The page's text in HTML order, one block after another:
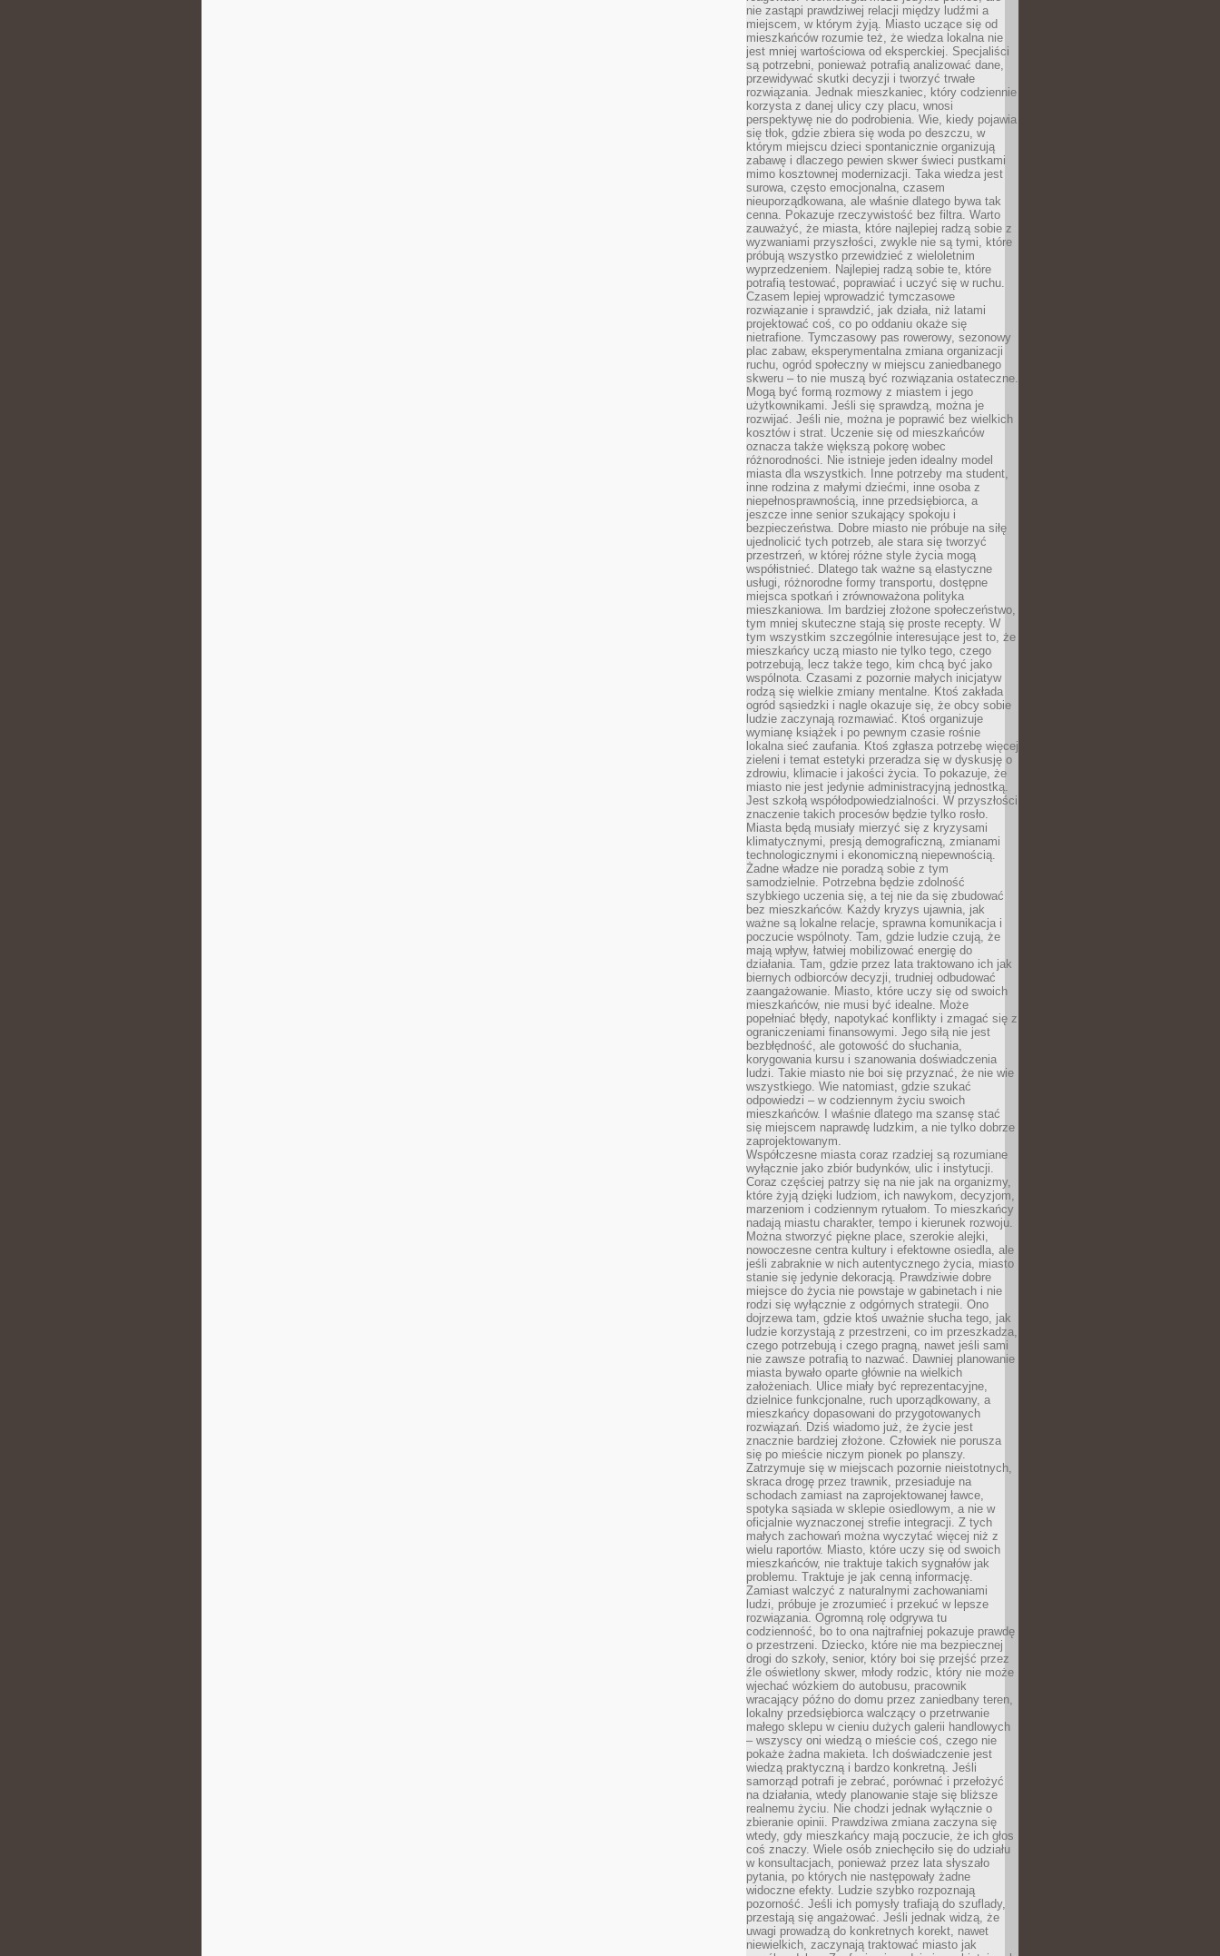
nie zastąpi prawdziwej relacji między ludźmi a
miejscem, w którym żyją. Miasto uczące się od
mieszkańców rozumie też, że wiedza lokalna nie
jest mniej wartościowa od eksperckiej. Specjaliści
są potrzebni, ponieważ potrafią analizować dane,
przewidywać skutki decyzji i tworzyć trwałe
rozwiązania. Jednak mieszkaniec, który codziennie
korzysta z danej ulicy czy placu, wnosi
perspektywę nie do podrobienia. Wie, kiedy pojawia
się tłok, gdzie zbiera się woda po deszczu, w
którym miejscu dzieci spontanicznie organizują
zabawę i dlaczego pewien skwer świeci pustkami
mimo kosztownej modernizacji. Taka wiedza jest
surowa, często emocjonalna, czasem
nieuporządkowana, ale właśnie dlatego bywa tak
cenna. Pokazuje rzeczywistość bez filtra. Warto
zauważyć, że miasta, które najlepiej radzą sobie z
wyzwaniami przyszłości, zwykle nie są tymi, które
próbują wszystko przewidzieć z wieloletnim
wyprzedzeniem. Najlepiej radzą sobie te, które
potrafią testować, poprawiać i uczyć się w ruchu.
Czasem lepiej wprowadzić tymczasowe
rozwiązanie i sprawdzić, jak działa, niż latami
projektować coś, co po oddaniu okaże się
nietrafione. Tymczasowy pas rowerowy, sezonowy
plac zabaw, eksperymentalna zmiana organizacji
ruchu, ogród społeczny w miejscu zaniedbanego
skweru – to nie muszą być rozwiązania ostateczne.
Mogą być formą rozmowy z miastem i jego
użytkownikami. Jeśli się sprawdzą, można je
rozwijać. Jeśli nie, można je poprawić bez wielkich
kosztów i strat. Uczenie się od mieszkańców
oznacza także większą pokorę wobec
różnorodności. Nie istnieje jeden idealny model
miasta dla wszystkich. Inne potrzeby ma student,
inne rodzina z małymi dziećmi, inne osoba z
niepełnosprawnością, inne przedsiębiorca, a
jeszcze inne senior szukający spokoju i
bezpieczeństwa. Dobre miasto nie próbuje na siłę
ujednolicić tych potrzeb, ale stara się tworzyć
przestrzeń, w której różne style życia mogą
współistnieć. Dlatego tak ważne są elastyczne
usługi, różnorodne formy transportu, dostępne
miejsca spotkań i zrównoważona polityka
mieszkaniowa. Im bardziej złożone społeczeństwo,
tym mniej skuteczne stają się proste recepty. W
tym wszystkim szczególnie interesujące jest to, że
mieszkańcy uczą miasto nie tylko tego, czego
potrzebują, lecz także tego, kim chcą być jako
wspólnota. Czasami z pozornie małych inicjatyw
rodzą się wielkie zmiany mentalne. Ktoś zakłada
ogród sąsiedzki i nagle okazuje się, że obcy sobie
ludzie zaczynają rozmawiać. Ktoś organizuje
wymianę książek i po pewnym czasie rośnie
lokalna sieć zaufania. Ktoś zgłasza potrzebę więcej
zieleni i temat estetyki przeradza się w dyskusję o
zdrowiu, klimacie i jakości życia. To pokazuje, że
miasto nie jest jedynie administracyjną jednostką.
Jest szkołą współodpowiedzialności. W przyszłości
znaczenie takich procesów będzie tylko rosło.
Miasta będą musiały mierzyć się z kryzysami
klimatycznymi, presją demograficzną, zmianami
technologicznymi i ekonomiczną niepewnością.
Żadne władze nie poradzą sobie z tym
samodzielnie. Potrzebna będzie zdolność
szybkiego uczenia się, a tej nie da się zbudować
bez mieszkańców. Każdy kryzys ujawnia, jak
ważne są lokalne relacje, sprawna komunikacja i
poczucie wspólnoty. Tam, gdzie ludzie czują, że
mają wpływ, łatwiej mobilizować energię do
działania. Tam, gdzie przez lata traktowano ich jak
biernych odbiorców decyzji, trudniej odbudować
zaangażowanie. Miasto, które uczy się od swoich
mieszkańców, nie musi być idealne. Może
popełniać błędy, napotykać konflikty i zmagać się z
ograniczeniami finansowymi. Jego siłą nie jest
bezbłędność, ale gotowość do słuchania,
korygowania kursu i szanowania doświadczenia
ludzi. Takie miasto nie boi się przyznać, że nie wie
wszystkiego. Wie natomiast, gdzie szukać
odpowiedzi – w codziennym życiu swoich
mieszkańców. I właśnie dlatego ma szansę stać
się miejscem naprawdę ludzkim, a nie tylko dobrze
zaprojektowanym.
Współczesne miasta coraz rzadziej są rozumiane
wyłącznie jako zbiór budynków, ulic i instytucji.
Coraz częściej patrzy się na nie jak na organizmy,
które żyją dzięki ludziom, ich nawykom, decyzjom,
marzeniom i codziennym rytuałom. To mieszkańcy
nadają miastu charakter, tempo i kierunek rozwoju.
Można stworzyć piękne place, szerokie alejki,
nowoczesne centra kultury i efektowne osiedla, ale
jeśli zabraknie w nich autentycznego życia, miasto
stanie się jedynie dekoracją. Prawdziwie dobre
miejsce do życia nie powstaje w gabinetach i nie
rodzi się wyłącznie z odgórnych strategii. Ono
dojrzewa tam, gdzie ktoś uważnie słucha tego, jak
ludzie korzystają z przestrzeni, co im przeszkadza,
czego potrzebują i czego pragną, nawet jeśli sami
nie zawsze potrafią to nazwać. Dawniej planowanie
miasta bywało oparte głównie na wielkich
założeniach. Ulice miały być reprezentacyjne,
dzielnice funkcjonalne, ruch uporządkowany, a
mieszkańcy dopasowani do przygotowanych
rozwiązań. Dziś wiadomo już, że życie jest
znacznie bardziej złożone. Człowiek nie porusza
się po mieście niczym pionek po planszy.
Zatrzymuje się w miejscach pozornie nieistotnych,
skraca drogę przez trawnik, przesiaduje na
schodach zamiast na zaprojektowanej ławce,
spotyka sąsiada w sklepie osiedlowym, a nie w
oficjalnie wyznaczonej strefie integracji. Z tych
małych zachowań można wyczytać więcej niż z
wielu raportów. Miasto, które uczy się od swoich
mieszkańców, nie traktuje takich sygnałów jak
problemu. Traktuje je jak cenną informację.
Zamiast walczyć z naturalnymi zachowaniami
ludzi, próbuje je zrozumieć i przekuć w lepsze
rozwiązania. Ogromną rolę odgrywa tu
codzienność, bo to ona najtrafniej pokazuje prawdę
o przestrzeni. Dziecko, które nie ma bezpiecznej
drogi do szkoły, senior, który boi się przejść przez
źle oświetlony skwer, młody rodzic, który nie może
wjechać wózkiem do autobusu, pracownik
wracający późno do domu przez zaniedbany teren,
lokalny przedsiębiorca walczący o przetrwanie
małego sklepu w cieniu dużych galerii handlowych
– wszyscy oni wiedzą o mieście coś, czego nie
pokaże żadna makieta. Ich doświadczenie jest
wiedzą praktyczną i bardzo konkretną. Jeśli
samorząd potrafi je zebrać, porównać i przełożyć
na działania, wtedy planowanie staje się bliższe
realnemu życiu. Nie chodzi jednak wyłącznie o
zbieranie opinii. Prawdziwa zmiana zaczyna się
wtedy, gdy mieszkańcy mają poczucie, że ich głos
coś znaczy. Wiele osób zniechęciło się do udziału
w konsultacjach, ponieważ przez lata słyszało
pytania, po których nie następowały żadne
widoczne efekty. Ludzie szybko rozpoznają
pozorność. Jeśli ich pomysły trafiają do szuflady,
przestają się angażować. Jeśli jednak widzą, że
uwagi prowadzą do konkretnych korekt, nawet
niewielkich, zaczynają traktować miasto jak